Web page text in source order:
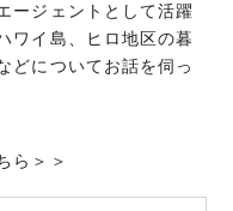
ージェントとして活躍
ワイ島、ヒロ地区の暮
どについてお話を伺っ
ら＞＞